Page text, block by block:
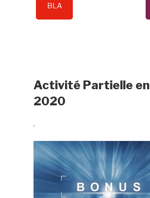
BLA
Activité Partielle en
2020
.